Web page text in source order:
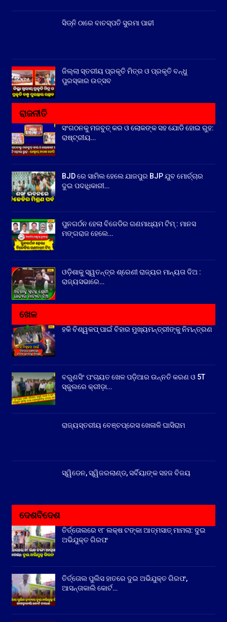
ସିଡ୍‌ନି ଠାରେ ବାଚସ୍ପତି ସୁରମା ପାଢୀ
ଜିଲ୍ଲା ସ୍ତରୀୟ ପ୍ରକୃତି ମିତ୍ର ଓ ପ୍ରକୃତି ବନ୍ଧୁ
ପୁରସ୍କାର ଉତ୍ସବ
ରାଜନୀତି
ସଂଗଠନକୁ ମଜବୁତ୍ କର ଓ ଲୋକଙ୍କ ସହ ଯୋଡି ହୋଇ ରୁହ:
ରାଷ୍ଟ୍ରୀୟ…
BJD ରେ ସାମିଲ ହେଲେ ଯାଜପୁର BJP ଯୁବ ମୋର୍ଚ୍ଚାର
ଦୁଇ ପଦାଧିକାରୀ…
ପୁନଗର୍ଠନ ହେଲା ବିଜେଡିର ଗଣମାଧ୍ୟମ ଟିମ୍ : ମାନସ
ମଙ୍ଗରାଜ ହେଲେ…
ଓଡ଼ିଶାକୁ ସ୍ୱତନ୍ତ୍ର ଶ୍ରେଣୀ ରାଜ୍ୟର ମାନ୍ୟତା ଦିଅ :
ରାଜ୍ୟସଭାରେ…
ଖେଳ
ହକି ବିଶ୍ୱକପ୍ ପାଇଁ ବିହାର ମୁଖ୍ୟମନ୍ତ୍ରୀଙ୍କୁ ନିମନ୍ତ୍ରଣ
ବରୁଣସିଂ ପଂଚାୟତ ଖେଳ ପଡ଼ିଆର ଉନ୍ନତି କରଣ ଓ 5T
ସ୍କୁଲରେ କ୍ରୀଡ଼ା…
ରାଜ୍ୟସ୍ତରୀୟ ବେଞ୍ଚପ୍ରେସ ଖେଳାଳି ଘାସିରାମ
ସ୍ୱିଡେନ, ସ୍ୱିଜରଲାଣ୍ଡ, ସର୍ବିୟାଙ୍କ ସହଜ ବିଜୟ
ଦେଶବିଦେଶ
ତିର୍ତ୍ତୋଲରେ ୧୮ ଲକ୍ଷ ଟଙ୍କା ଆତ୍ମସାତ୍ ମାମଲା: ଦୁଇ
ଅଭିଯୁକ୍ତ ଗିରଫ
ତିର୍ତ୍ତୋଲ ପୁଲିସ ହାତରେ ଦୁଇ ଅଭିଯୁକ୍ତ ଗିରଫ,
ଆସନ୍ତାକାଲି କୋର୍ଟ…